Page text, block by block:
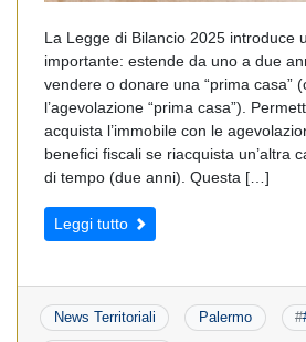
La Legge di Bilancio 2025 introduce
importante: estende da uno a due
vendere o donare una “prima casa”
l’agevolazione “prima casa”).
acquista l’immobile con le
benefici fiscali se riacquista un’altra
di tempo (due anni). Questa […]
Leggi tutto
News Territoriali Palermo #